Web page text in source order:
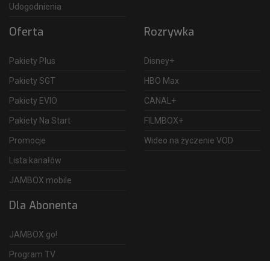
Udogodnienia
Oferta
Pakiety Plus
Pakiety SGT
Pakiety EVIO
Pakiety Na Start
Promocje
Lista kanałów
JAMBOX mobile
Rozrywka
Disney+
HBO Max
CANAL+
FILMBOX+
Wideo na życzenie VOD
Dla Abonenta
JAMBOX go!
Program TV